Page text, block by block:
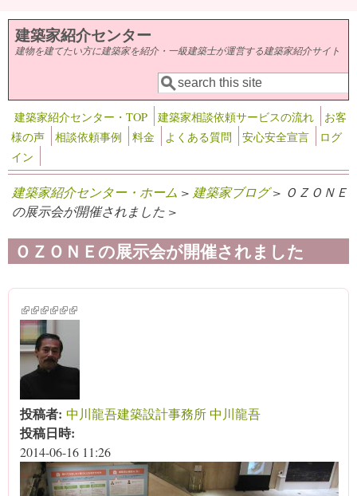
メインコンテンツに移動
建築家紹介センター
建物を建てたい方に建築家を紹介・一級建築士が運営する建築家紹介サイト
検索フォーム
検索
建築家紹介センター・TOP 建築家相談依頼サービスの流れ
お客
様の声
相談依頼事例 料金 よくある質問 安心安全宣言
ログ
イン
建築家紹介センター・ホーム > 建築家ブログ> ＯＺＯＮＥ
の展示会が開催されました >
ＯＺＯＮＥの展示会が開催されました
(link is external)
(link is external)
(link is external)
(link is external)
(link is external)
(link is external)
投稿者: 中川龍吾建築設計事務所 中川龍吾
投稿日時:
2014-06-16 11:26